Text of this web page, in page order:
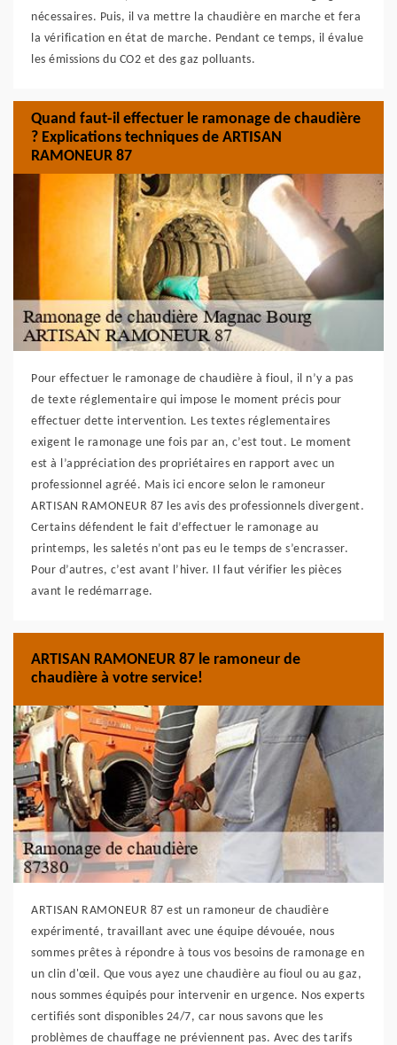
nécessaires. Puis, il va mettre la chaudière en marche et fera
la vérification en état de marche. Pendant ce temps, il évalue
les émissions du CO2 et des gaz polluants.
Quand faut-il effectuer le ramonage de chaudière
? Explications techniques de ARTISAN
RAMONEUR 87
Pour effectuer le ramonage de chaudière à fioul, il n’y a pas
de texte réglementaire qui impose le moment précis pour
effectuer dette intervention. Les textes réglementaires
exigent le ramonage une fois par an, c’est tout. Le moment
est à l’appréciation des propriétaires en rapport avec un
professionnel agréé. Mais ici encore selon le ramoneur
ARTISAN RAMONEUR 87 les avis des professionnels divergent.
Certains défendent le fait d’effectuer le ramonage au
printemps, les saletés n’ont pas eu le temps de s’encrasser.
Pour d’autres, c’est avant l’hiver. Il faut vérifier les pièces
avant le redémarrage.
ARTISAN RAMONEUR 87 le ramoneur de
chaudière à votre service!
ARTISAN RAMONEUR 87 est un ramoneur de chaudière
expérimenté, travaillant avec une équipe dévouée, nous
sommes prêtes à répondre à tous vos besoins de ramonage en
un clin d'œil. Que vous ayez une chaudière au fioul ou au gaz,
nous sommes équipés pour intervenir en urgence. Nos experts
certifiés sont disponibles 24/7, car nous savons que les
problèmes de chauffage ne préviennent pas. Avec des tarifs